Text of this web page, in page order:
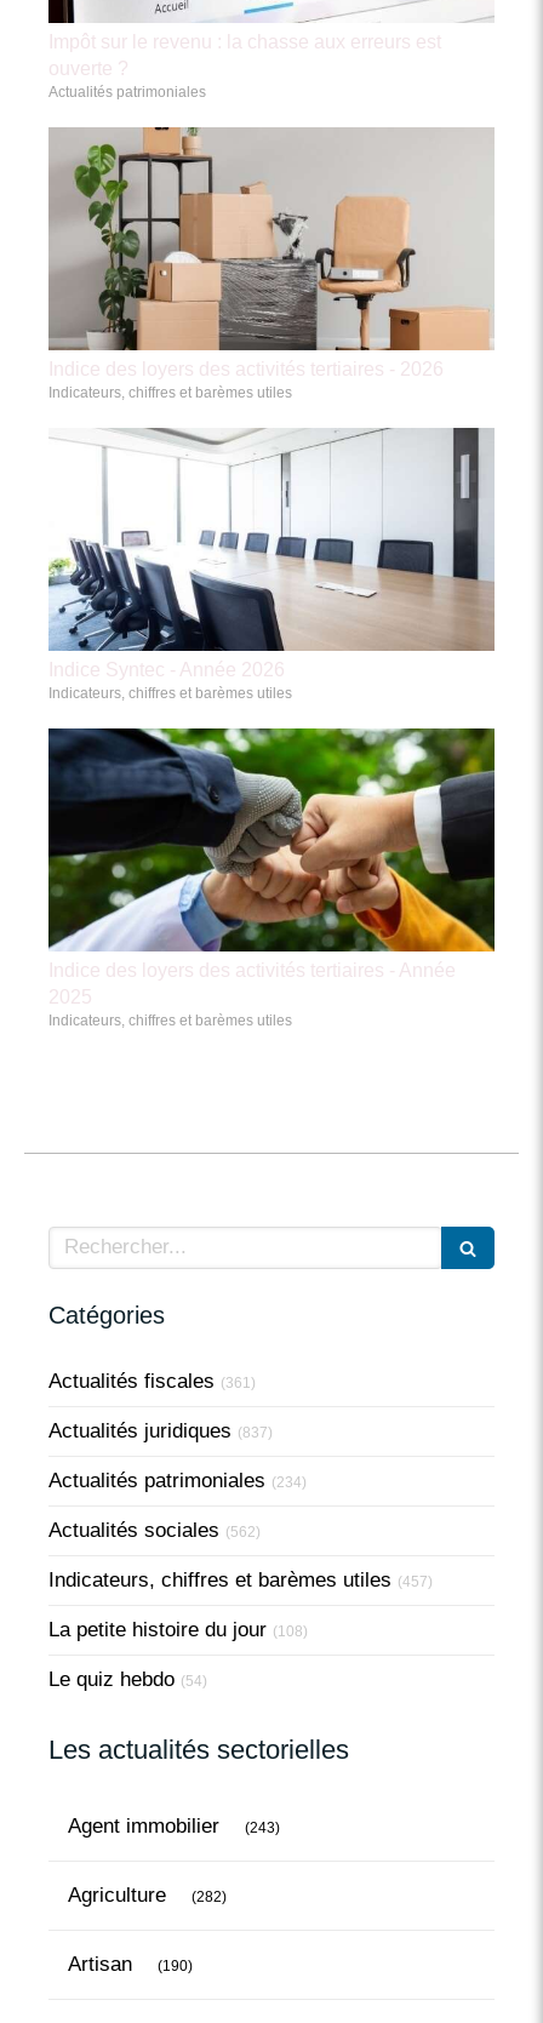
Impôt sur le revenu : la chasse aux erreurs est
ouverte ?
Actualités patrimoniales
Indice des loyers des activités tertiaires - 2026
Indicateurs, chiffres et barèmes utiles
Indice Syntec - Année 2026
Indicateurs, chiffres et barèmes utiles
Indice des loyers des activités tertiaires - Année
2025
Indicateurs, chiffres et barèmes utiles
Rechercher
Catégories
Actualités fiscales (361)
Actualités juridiques (837)
Actualités patrimoniales (234)
Actualités sociales (562)
Indicateurs, chiffres et barèmes utiles (457)
La petite histoire du jour (108)
Le quiz hebdo (54)
Les actualités sectorielles
Agent immobilier (243)
Agriculture (282)
Artisan (190)